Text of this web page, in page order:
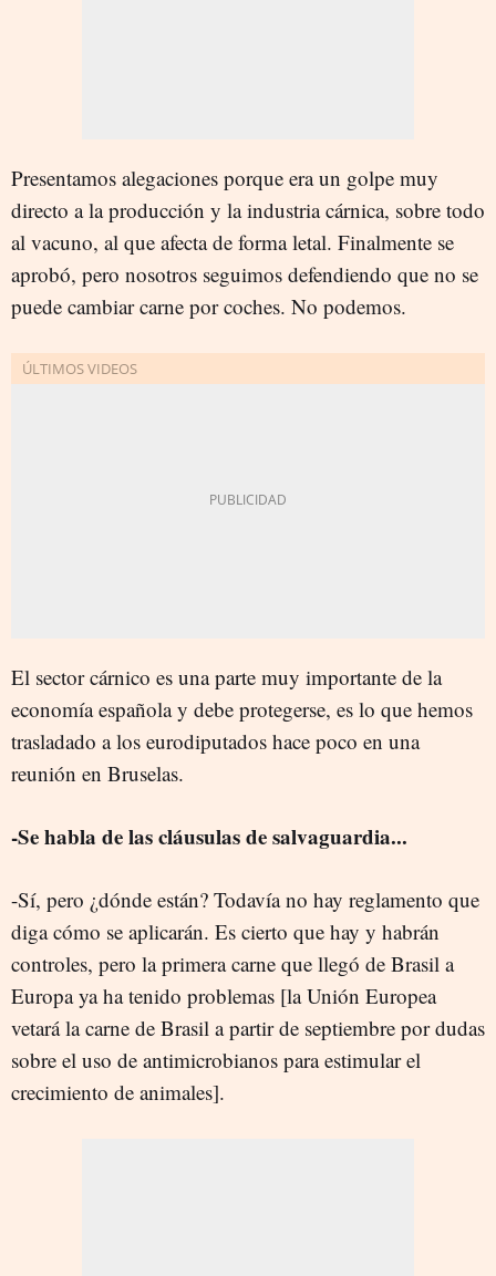
Presentamos alegaciones porque era un golpe muy
directo a la producción y la industria cárnica, sobre todo
al vacuno, al que afecta de forma letal. Finalmente se
aprobó, pero nosotros seguimos defendiendo que no se
puede cambiar carne por coches. No podemos.
El sector cárnico es una parte muy importante de la
economía española y debe protegerse, es lo que hemos
trasladado a los eurodiputados hace poco en una
reunión en Bruselas.
-Se habla de las cláusulas de salvaguardia...
-Sí, pero ¿dónde están? Todavía no hay reglamento que
diga cómo se aplicarán. Es cierto que hay y habrán
controles, pero la primera carne que llegó de Brasil a
Europa ya ha tenido problemas [la Unión Europea
vetará la carne de Brasil a partir de septiembre por dudas
sobre el uso de antimicrobianos para estimular el
crecimiento de animales].